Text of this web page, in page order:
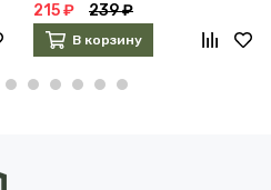
215 ₽ 239 ₽
В корзину